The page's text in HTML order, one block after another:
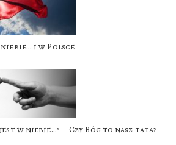
i w Polsce
w niebie…” – Czy Bóg to nasz tata?